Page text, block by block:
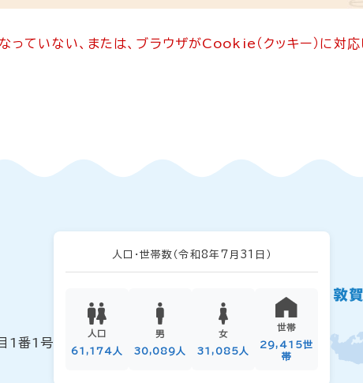
ていない、または、ブラウザがCookie（クッキー）に対
1番1号
人口・世帯数 （令和8年7月31日）
人口
61,174人
男
30,089人
女
31,085人
世帯
29,415世
帯